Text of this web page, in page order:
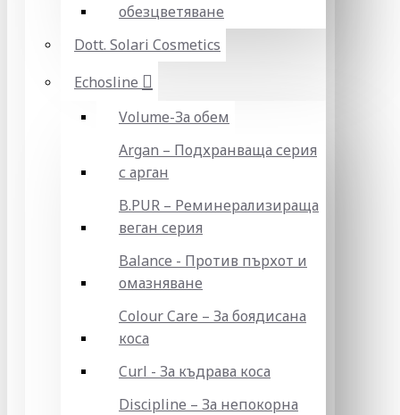
обезцветяване
Dott. Solari Cosmetics
Echosline
Volume-За обем
Argan – Подхранваща серия
с арган
B.PUR – Реминерализираща
веган серия
Balance - Против пърхот и
омазняване
Colour Care – За боядисана
коса
Curl - За къдрава коса
Discipline – За непокорна